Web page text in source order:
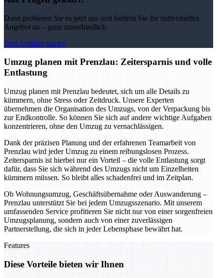
Dann probieren Sie es jetzt aus und fordern Sie Ihr individuelles
Angebot an – ganz unverbindlich.
Jetzt Anfrage starten
Umzug planen mit Prenzlau: Zeitersparnis und volle
Entlastung
Umzug planen mit Prenzlau bedeutet, sich um alle Details zu
kümmern, ohne Stress oder Zeitdruck. Unsere Experten
übernehmen die Organisation des Umzugs, von der Verpackung bis
zur Endkontrolle. So können Sie sich auf andere wichtige Aufgaben
konzentrieren, ohne den Umzug zu vernachlässigen.
Dank der präzisen Planung und der erfahrenen Teamarbeit von
Prenzlau wird jeder Umzug zu einem reibungslosen Prozess.
Zeitersparnis ist hierbei nur ein Vorteil – die volle Entlastung sorgt
dafür, dass Sie sich während des Umzugs nicht um Einzelheiten
kümmern müssen. So bleibt alles schadenfrei und im Zeitplan.
Ob Wohnungsumzug, Geschäftsübernahme oder Auswanderung –
Prenzlau unterstützt Sie bei jedem Umzugsszenario. Mit unserem
umfassenden Service profitieren Sie nicht nur von einer sorgenfreien
Umzugsplanung, sondern auch von einer zuverlässigen
Partnerstellung, die sich in jeder Lebensphase bewährt hat.
Features
Diese Vorteile bieten wir Ihnen